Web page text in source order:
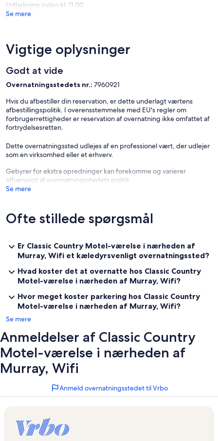
En kort køretur til Ulupna Island og Strathmerton-strande på
bredden af Murray-floden. Se koalas og kenguruer. Tæt på Bega
Vi er en lille familieejet og drevet motel. Vi tilbyder venlig,
familievenlig indkvartering for både rejsende og lokale
ryger
Velkommen!
Udtjekning inden kl. 11.00
Se mere
Vigtige oplysninger
Godt at vide
Overnatningsstedets nr.: 7960921
Hvis du afbestiller din reservation, er dette underlagt værtens
afbestillingspolitik. I overensstemmelse med EU's regler om
forbrugerrettigheder er reservation af overnatning ikke omfattet af
fortrydelsesretten.
Dette overnatningssted udlejes af en professionel vært, der udlejer
som en virksomhed eller et erhverv.
Gebyrer for ekstra opredninger kan forekomme og varierer
afhængigt af overnatningsstedets politik
Se mere
Ofte stillede spørgsmål
Er Classic Country Motel-værelse i nærheden af
Murray, Wifi et kæledyrsvenligt overnatningssted?
Hvad koster det at overnatte hos Classic Country
Motel-værelse i nærheden af Murray, Wifi?
Hvor meget koster parkering hos Classic Country
Motel-værelse i nærheden af Murray, Wifi?
Se mere
Anmeldelser af Classic Country
Motel-værelse i nærheden af
Murray, Wifi
Anmeld overnatningsstedet til Vrbo